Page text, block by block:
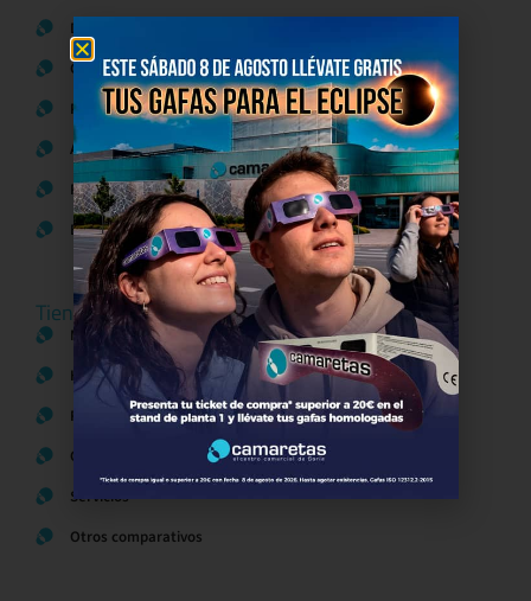
Directorio de tiendas y Planos
Contacto
Política de Privacidad
Aviso Legal
Política de Cookies
Bases legales Concursos y Promociones
Tiendas
Moda
Hogar y Alimentación
Regalos y Complementos
Ocio y Restauración
Servicios
Otros comparativos